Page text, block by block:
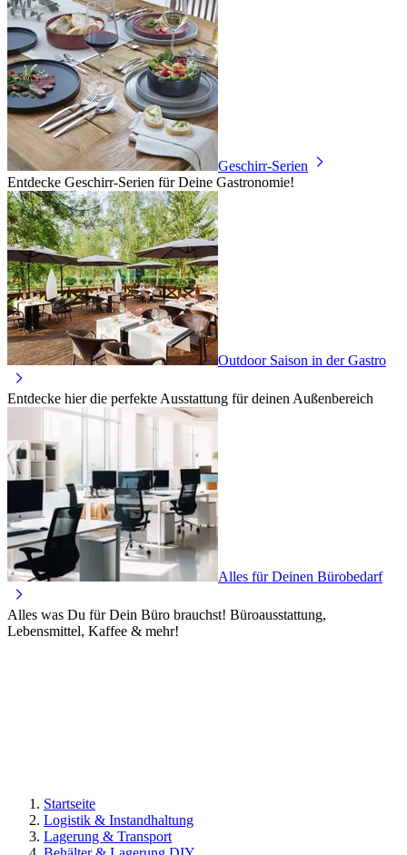
Geschirr-Serien
Entdecke Geschirr-Serien für Deine Gastronomie!
Outdoor Saison in der Gastro
Entdecke hier die perfekte Ausstattung für deinen Außenbereich
Alles für Deinen Bürobedarf
Alles was Du für Dein Büro brauchst! Büroausstattung,
Lebensmittel, Kaffee & mehr!
Startseite
Logistik & Instandhaltung
Lagerung & Transport